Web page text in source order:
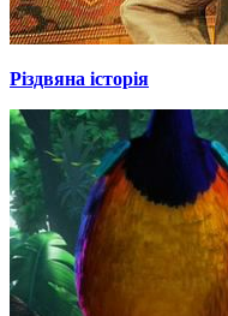
Різдвяна історія